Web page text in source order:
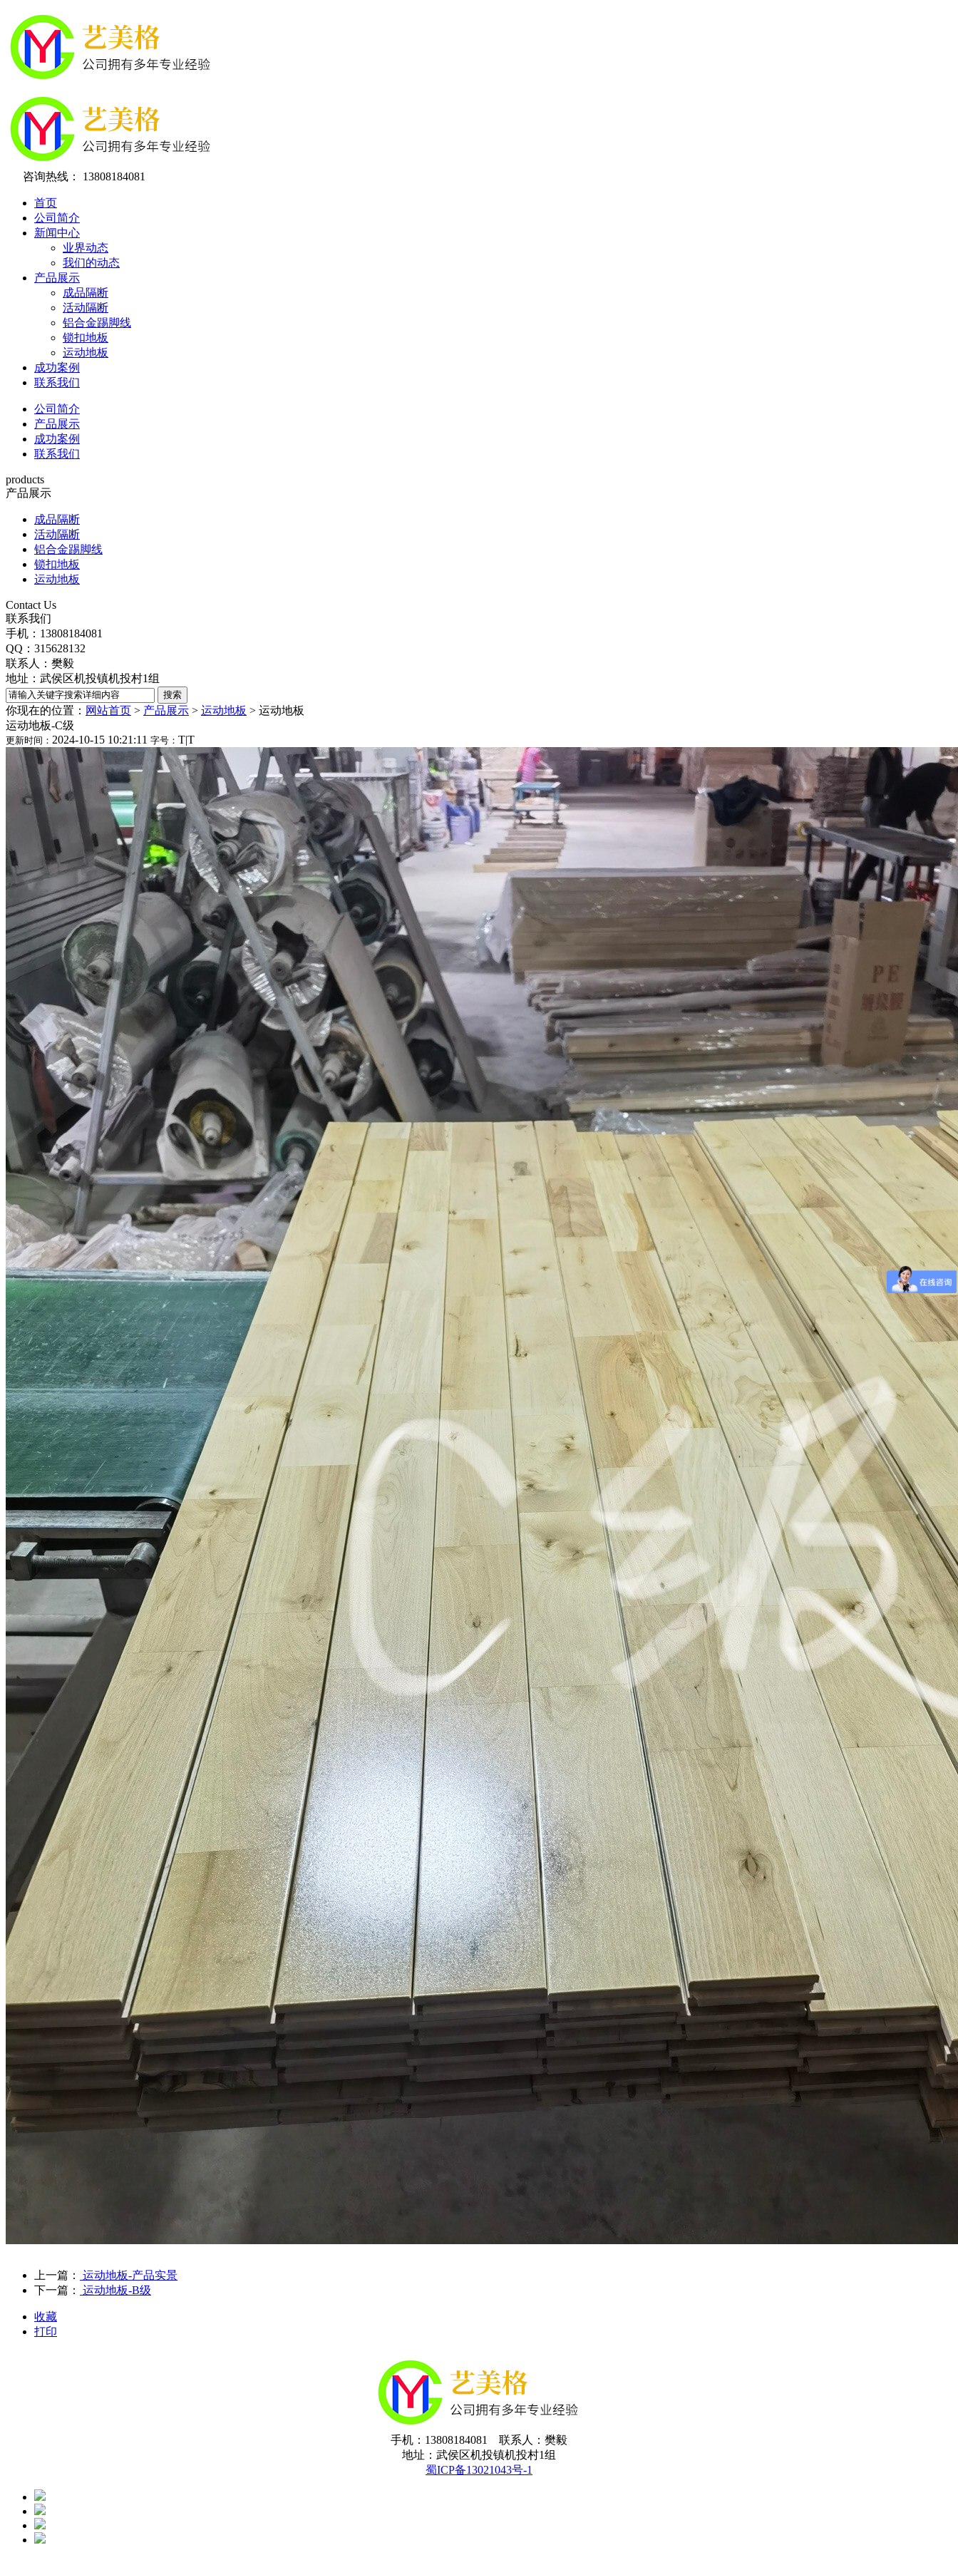
咨询热线： 13808184081
首页
公司简介
新闻中心
业界动态
我们的动态
产品展示
成品隔断
活动隔断
铝合金踢脚线
锁扣地板
运动地板
成功案例
联系我们
公司简介
产品展示
成功案例
联系我们
products
产品展示
成品隔断
活动隔断
铝合金踢脚线
锁扣地板
运动地板
Contact Us
联系我们
手机：13808184081
QQ：315628132
联系人：樊毅
地址：武侯区机投镇机投村1组
你现在的位置： 网站首页 > 产品展示 > 运动地板 > 运动地板
运动地板-C级
更新时间： 2024-10-15 10:21:11 字号： T|T
上一篇：
运动地板-产品实景
下一篇：
运动地板-B级
收藏
打印
手机：13808184081 联系人：樊毅
地址：武侯区机投镇机投村1组
蜀ICP备13021043号-1